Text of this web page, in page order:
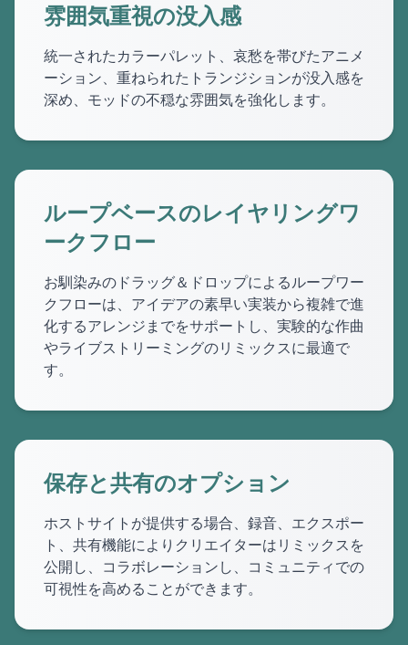
雰囲気重視の没入感
統一されたカラーパレット、哀愁を帯びたアニメ
ーション、重ねられたトランジションが没入感を
深め、モッドの不穏な雰囲気を強化します。
ループベースのレイヤリングワ
ークフロー
お馴染みのドラッグ＆ドロップによるループワー
クフローは、アイデアの素早い実装から複雑で進
化するアレンジまでをサポートし、実験的な作曲
やライブストリーミングのリミックスに最適で
す。
保存と共有のオプション
ホストサイトが提供する場合、録音、エクスポー
ト、共有機能によりクリエイターはリミックスを
公開し、コラボレーションし、コミュニティでの
可視性を高めることができます。